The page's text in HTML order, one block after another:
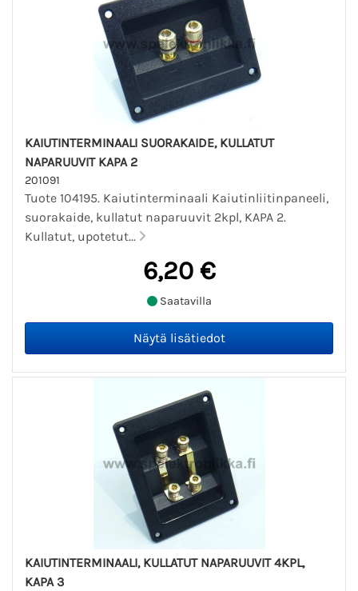
KAIUTINTERMINAALI SUORAKAIDE, KULLATUT
NAPARUUVIT KAPA 2
201091
Tuote 104195. Kaiutinterminaali Kaiutinliitinpaneeli,
suorakaide, kullatut naparuuvit 2kpl, KAPA 2.
Kullatut, upotetut...
6,20 €
Saatavilla
KAIUTINTERMINAALI, KULLATUT NAPARUUVIT 4KPL,
KAPA 3